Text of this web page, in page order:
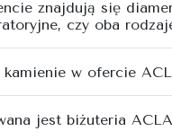
znajdują się
czy oba
kamienie w ofercie
jest biżuteria